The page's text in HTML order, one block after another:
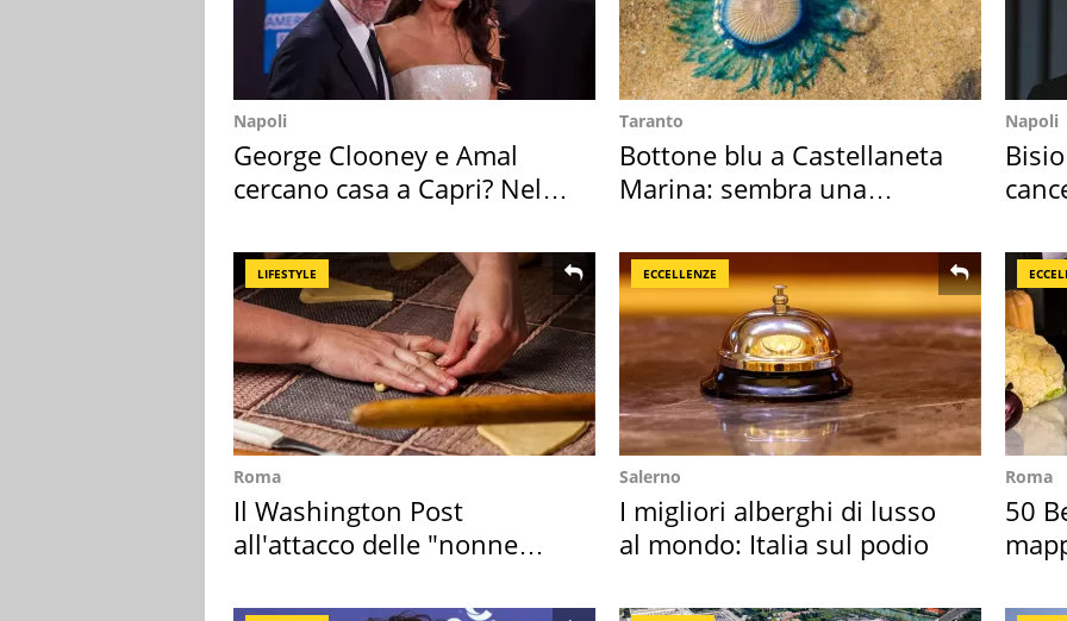
Napoli
George Clooney e Amal
cercano casa a Capri? Nel
Taranto
Bottone blu a Castellaneta
Marina: sembra una
Napoli
LIFESTYLE
Roma
Il Washington Post
all'attacco delle "nonne
ECCELLENZE
Salerno
I migliori alberghi di lusso
al mondo: Italia sul podio
Roma
50